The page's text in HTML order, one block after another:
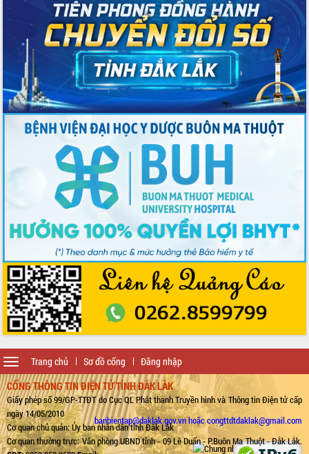
Trang chủ Sơ đồ cổng Đăng nhập
Toggle
navigation
CỔNG THÔNG TIN ĐIỆN TỬ TỈNH ĐẮK LẮK
Giấy phép số 99/GP-TTĐT do Cục QL Phát thanh Truyền hình và Thông tin Điện tử cấp
ngày 14/05/2010
Cơ quan chủ quản: Ủy ban nhân dân tỉnh Đắk Lắk
Cơ quan thường trực: Văn phòng UBND tỉnh - 09 Lê Duẩn - P.Buôn Ma Thuột - Đắk Lắk.
banbientap@daklak.gov.vn hoặc congttdtdaklak@gmail.com